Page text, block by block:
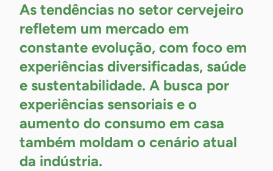
As tendências no setor cervejeiro
refletem um mercado em
constante evolução, com foco em
experiências diversificadas, saúde
e sustentabilidade. A busca por
experiências sensoriais e o
aumento do consumo em casa
também moldam o cenário atual
da indústria.